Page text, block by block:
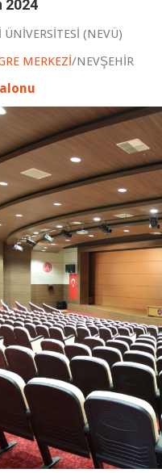
2024
(NEVÜ)
MERKEZİ/NEVŞEHİR